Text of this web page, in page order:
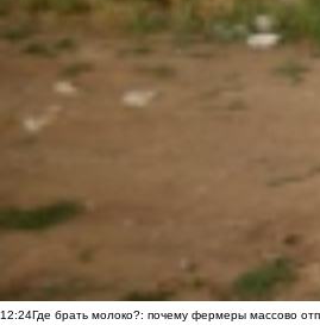
12:24Где брать молоко?: почему фермеры массово